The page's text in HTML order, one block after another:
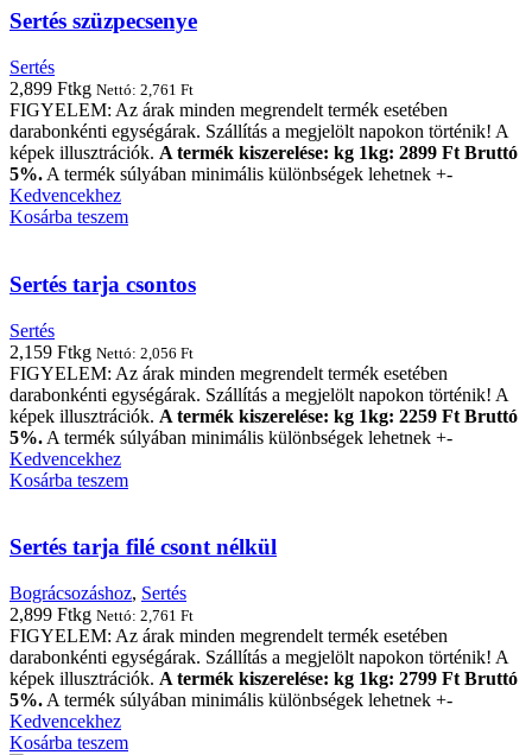
Sertés szüzpecsenye
Sertés
2,899 Ftkg Nettó: 2,761 Ft
FIGYELEM: Az árak minden megrendelt termék esetében
darabonkénti egységárak. Szállítás a megjelölt napokon történik! A
képek illusztrációk. A termék kiszerelése: kg 1kg: 2899 Ft Bruttó
5%. A termék súlyában minimális különbségek lehetnek +-
Kedvencekhez
Kosárba teszem
Sertés tarja csontos
Sertés
2,159 Ftkg Nettó: 2,056 Ft
FIGYELEM: Az árak minden megrendelt termék esetében
darabonkénti egységárak. Szállítás a megjelölt napokon történik! A
képek illusztrációk. A termék kiszerelése: kg 1kg: 2259 Ft Bruttó
5%. A termék súlyában minimális különbségek lehetnek +-
Kedvencekhez
Kosárba teszem
Sertés tarja filé csont nélkül
Bográcsozáshoz, Sertés
2,899 Ftkg Nettó: 2,761 Ft
FIGYELEM: Az árak minden megrendelt termék esetében
darabonkénti egységárak. Szállítás a megjelölt napokon történik! A
képek illusztrációk. A termék kiszerelése: kg 1kg: 2799 Ft Bruttó
5%. A termék súlyában minimális különbségek lehetnek +-
Kedvencekhez
Kosárba teszem